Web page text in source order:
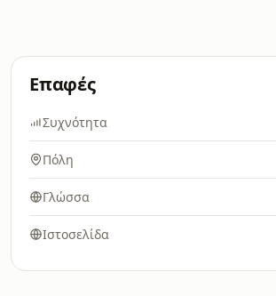
Επαφές
Συχνότητα
Πόλη
Γλώσσα
Ιστοσελίδα